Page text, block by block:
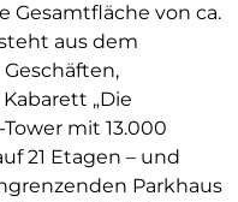
Gesamtfläche von ca.
aus dem
„Die
mit 13.000
21 Etagen – und
Parkhaus